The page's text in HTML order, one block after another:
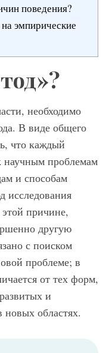
поведения?
эмпирические
необходимо
В виде общего
что каждый
научным проблемам
и способам
исследования
причине,
другую
с поиском
проблеме; в
от тех форм,
и
новых областях.